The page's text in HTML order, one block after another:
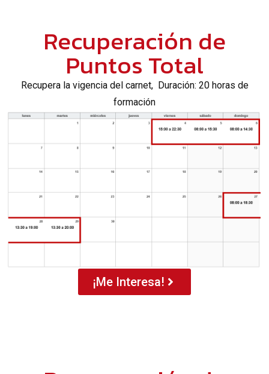
Recuperación de
Puntos Total
Recupera la vigencia del carnet, Duración: 20 horas de
formación
¡Me Interesa!